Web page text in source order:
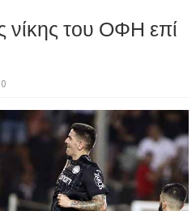
νίκης του ΟΦΗ επί
0